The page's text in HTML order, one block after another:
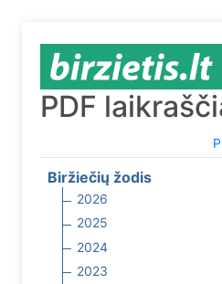
PDF
Biržiečių žodis
2026
2025
2024
2023